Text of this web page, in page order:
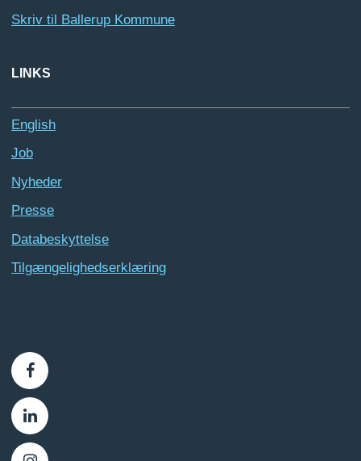
Skriv til Ballerup Kommune
LINKS
English
Job
Nyheder
Presse
Databeskyttelse
Tilgængelighedserklæring